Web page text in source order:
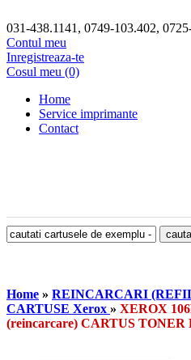
031-438.1141, 0749-103.402,
Contul meu
Inregistreaza-te
Cosul meu (0)
Home
Service imprimante
Contact
Home » REINCARCARI
CARTUSE Xerox » XEROX
(reincarcare) CARTUS